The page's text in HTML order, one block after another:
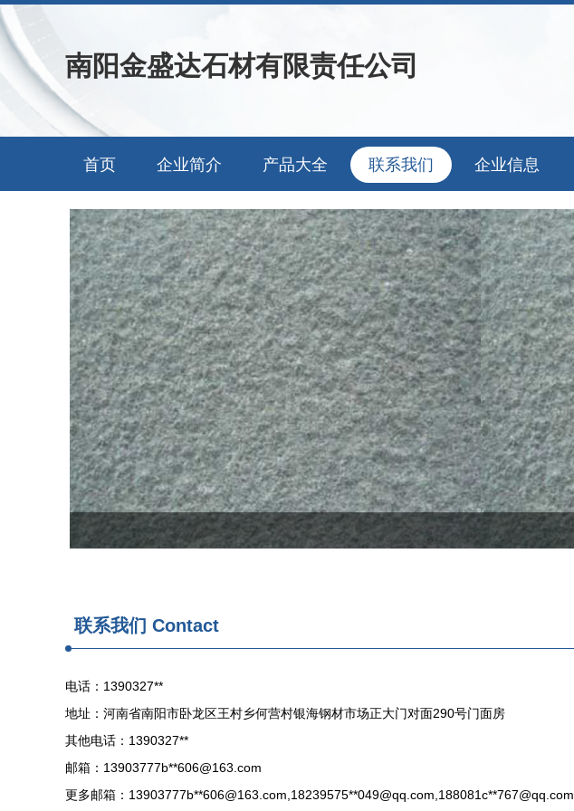
南阳金盛达石材有限责任公司
首页 企业简介 产品大全 联系我们 企业信息
联系我们 Contact
电话：1390327**
地址：河南省南阳市卧龙区王村乡何营村银海钢材市场正大门对面290号门面房
其他电话：1390327**
邮箱：13903777b**606@163.com
更多邮箱：13903777b**606@163.com ,18239575**049@qq.com ,188081c**767@qq.com